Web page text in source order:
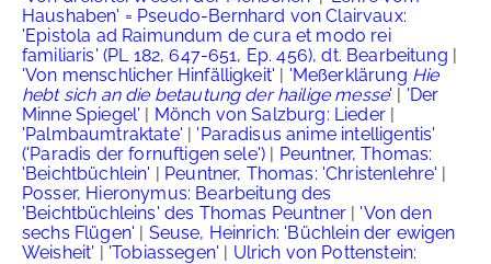
Haushaben' = Pseudo-Bernhard von Clairvaux:
'Epistola ad Raimundum de cura et modo rei
familiaris' (PL 182, 647-651, Ep. 456), dt. Bearbeitung |
'Von menschlicher Hinfälligkeit' | 'Meßerklärung Hie
hebt sich an die betautung der hailige messe' | 'Der
Minne Spiegel' | Mönch von Salzburg: Lieder|
'Palmbaumtraktate' | 'Paradisus anime intelligentis'
('Paradis der fornuftigen sele') | Peuntner, Thomas:
'Beichtbüchlein' | Peuntner, Thomas: 'Christenlehre' |
Posser, Hieronymus: Bearbeitung des
'Beichtbüchleins' des Thomas Peuntner| 'Von den
sechs Flügen' | Seuse, Heinrich: 'Büchlein der ewigen
Weisheit' | 'Tobiassegen' | Ulrich von Pottenstein: